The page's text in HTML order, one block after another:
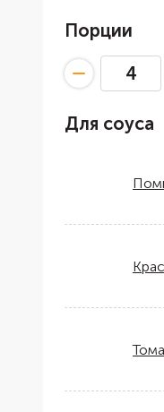
Порции
Для соуса